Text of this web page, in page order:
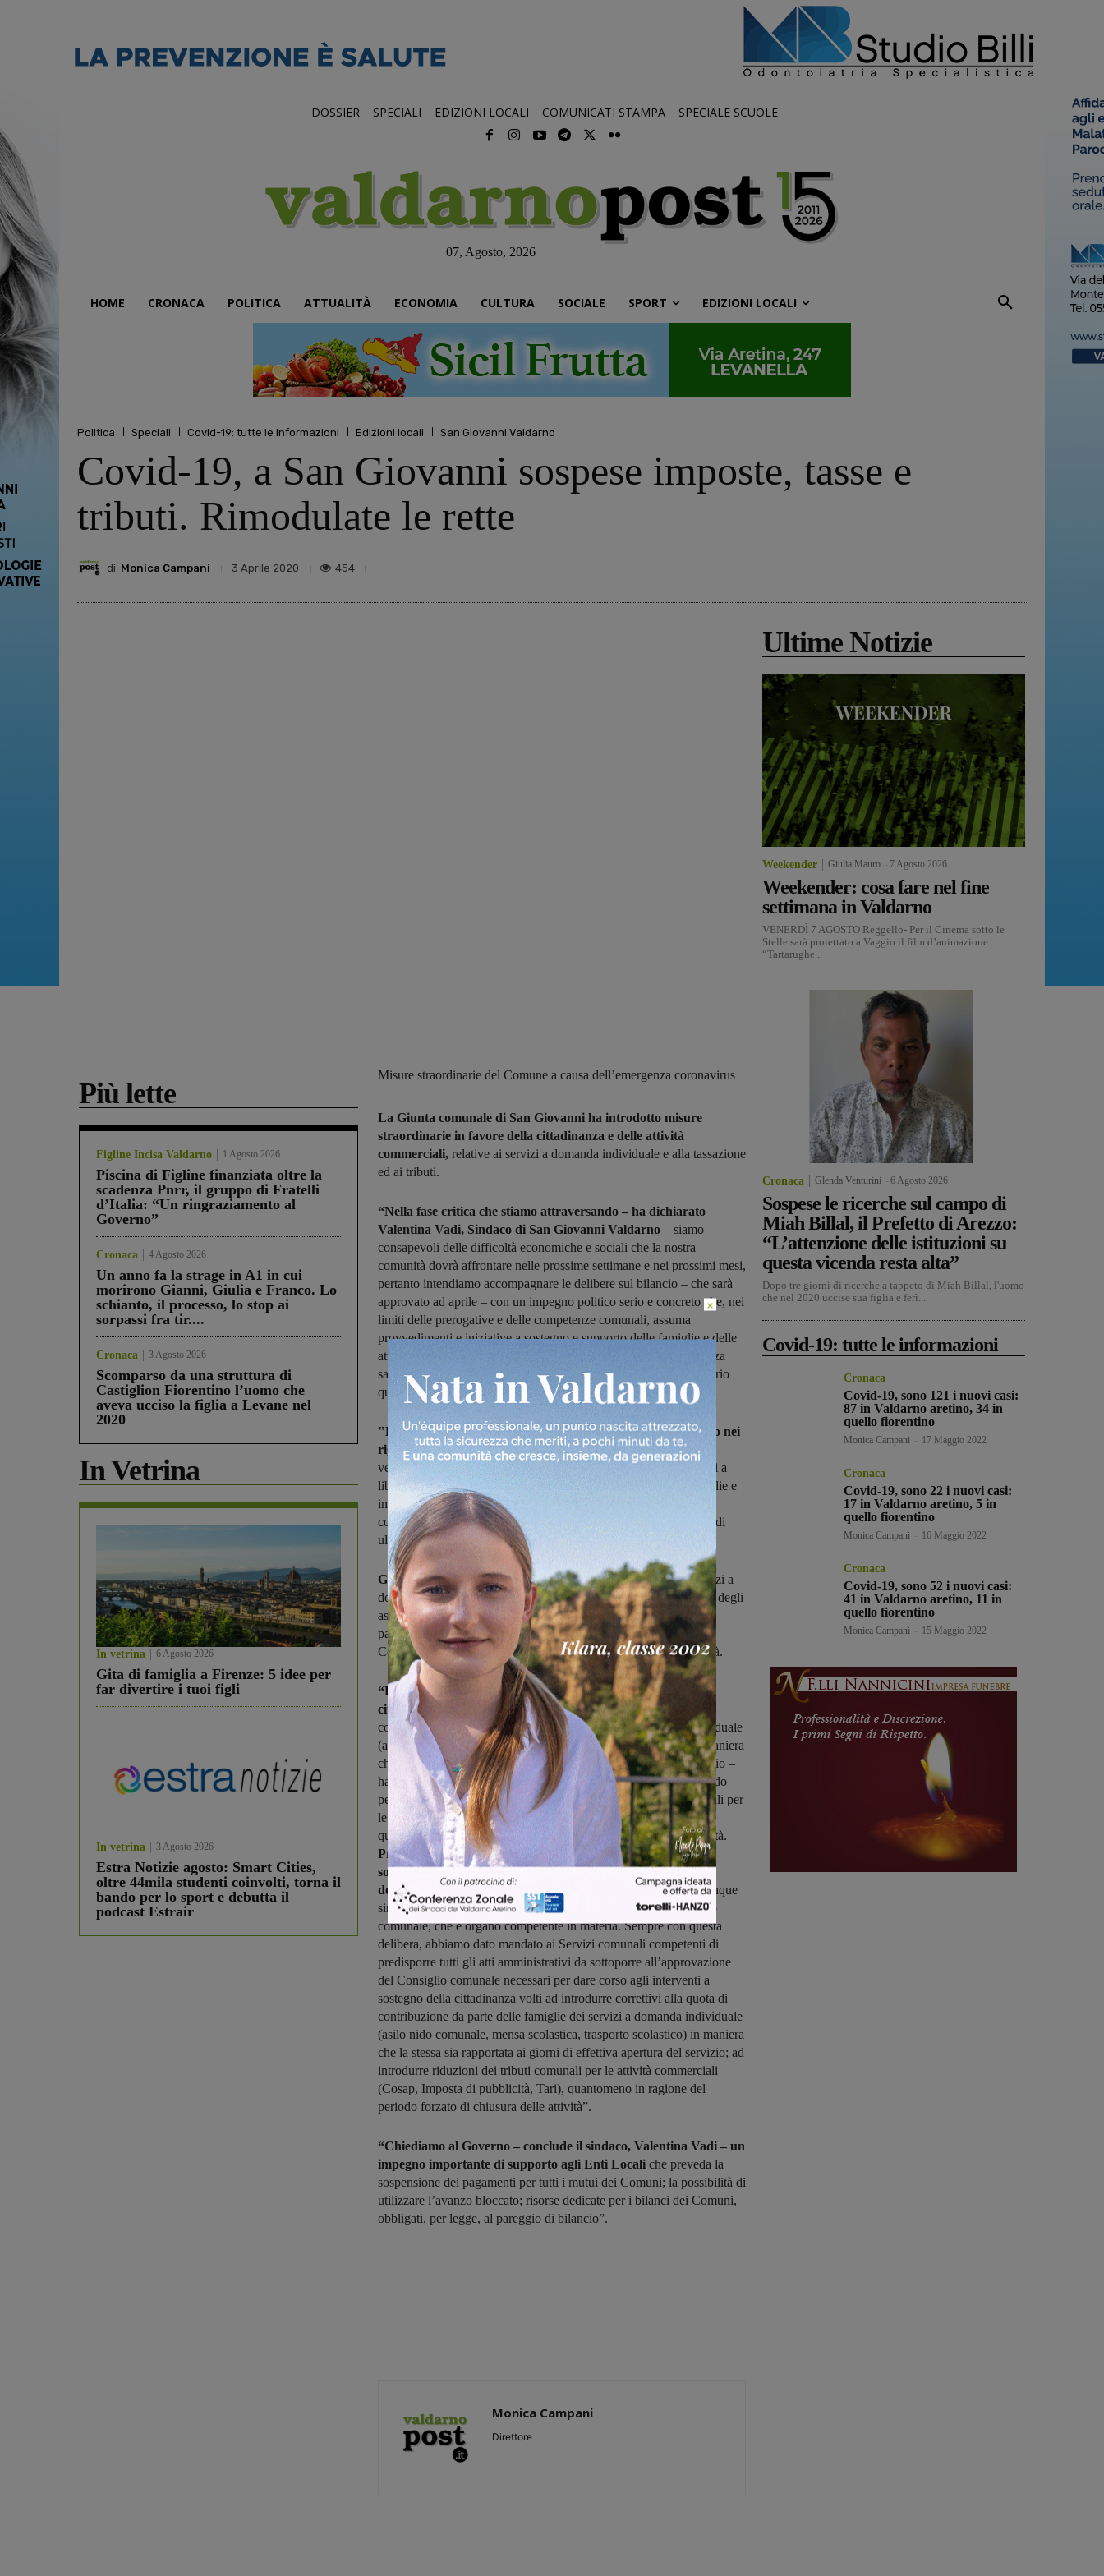
DOSSIER SPECIALI EDIZIONI LOCALI COMUNICATI STAMPA SPECIALE SCUOLE
07, Agosto, 2026
HOME CRONACA POLITICA ATTUALITÀ ECONOMIA CULTURA SOCIALE SPORT EDIZIONI LOCALI
Politica Speciali Covid-19: tutte le informazioni Edizioni locali San Giovanni Valdarno
Covid-19, a San Giovanni sospese imposte, tasse e
tributi. Rimodulate le rette
di Monica Campani 3 Aprile 2020 454
Più lette
Figline Incisa Valdarno 1 Agosto 2026
Piscina di Figline finanziata oltre la
scadenza Pnrr, il gruppo di Fratelli
d’Italia: “Un ringraziamento al
Governo”
Cronaca 4 Agosto 2026
Un anno fa la strage in A1 in cui
morirono Gianni, Giulia e Franco. Lo
schianto, il processo, lo stop ai
sorpassi fra tir....
Cronaca 3 Agosto 2026
Scomparso da una struttura di
Castiglion Fiorentino l’uomo che
aveva ucciso la figlia a Levane nel
2020
In Vetrina
In vetrina 6 Agosto 2026
Gita di famiglia a Firenze: 5 idee per
far divertire i tuoi figli
In vetrina 3 Agosto 2026
Estra Notizie agosto: Smart Cities,
oltre 44mila studenti coinvolti, torna il
bando per lo sport e debutta il
podcast Estrair
Misure straordinarie del Comune a causa dell’emergenza coronavirus
La Giunta comunale di San Giovanni ha introdotto misure
straordinarie in favore della cittadinanza e delle attività
commerciali, relative ai servizi a domanda individuale e alla tassazione
ed ai tributi.
“Nella fase critica che stiamo attraversando – ha dichiarato
Valentina Vadi, Sindaco di San Giovanni Valdarno – siamo
consapevoli delle difficoltà economiche e sociali che la nostra
comunità dovrà affrontare nelle prossime settimane e nei prossimi mesi,
pertanto intendiamo accompagnare le delibere sul bilancio – che sarà
approvato ad aprile – con un impegno politico serio e concreto che, nei
limiti delle prerogative e delle competenze comunali, assuma
provvedimenti e iniziative a sostegno e supporto delle famiglie e delle
attività commerciali, colpite duramente da questa fase di emergenza
sanitaria. La Delibera di Giunta approvata martedì scorso ha proprio
questo scopo e va proprio in questa direzione".
"L’impegno più importante, tuttavia, dovrà venire dallo Stato nei
riguardi dei Comuni che, come i cittadini, stanno rischiando di
vedere azzerate le proprie entrate: se non saranno aiutati i Comuni a
liberare liquidità, sarà difficile che questi possano sostenere famiglie e
imprese anche nei mesi a venire. Tuttavia, come Amministrazione
comunale, vogliamo dare un segnale concreto che vada, in attesa di
ulteriori decisioni del Governo, nella giusta direzione”.
Gli interventi del Comune riguarderanno correttiviper i servizi a
domanda individuale di cui usufruiscono le famiglie come le rette degli
asili nido, la mensa scolastica, il trasporto scolastico, e per il
pagamento dei tributi comunali per le attività commerciali, come
Cosap, Imposta di pubblicità, Tari, obbligate a chiusura e inattività.
“Riteniamo opportuno che gli interventi a sostegno della
cittadinanza mirino ad introdurre correttivi alla quota di
contribuzione da parte delle famiglie dei servizi a domanda individuale
(asilo nido comunale, mensa scolastica, trasporto scolastico) in maniera
che la stessa sia rapportata ai giorni di effettiva apertura del servizio –
ha dichiarato Paola Romei, assessore al bilancio – Allo stesso modo
pensiamo che sia doveroso introdurre riduzioni dei tributi comunali per
le attività commerciali (Cosap, Imposta di pubblicità, Tari),
quantomeno in ragione del periodo forzato di chiusura delle attività.
Procederemo, pertanto, alla sospensione del pagamento delle
somme dovute da cittadini e imprese in relazione ai servizi a
domanda individuale e alle tariffe, fino al 31/05/2020,o comunque
sino alla relativa approvazione delle misure da parte del Consiglio
comunale, che è organo competente in materia. Sempre con questa
delibera, abbiamo dato mandato ai Servizi comunali competenti di
predisporre tutti gli atti amministrativi da sottoporre all’approvazione
del Consiglio comunale necessari per dare corso agli interventi a
sostegno della cittadinanza volti ad introdurre correttivi alla quota di
contribuzione da parte delle famiglie dei servizi a domanda individuale
(asilo nido comunale, mensa scolastica, trasporto scolastico) in maniera
che la stessa sia rapportata ai giorni di effettiva apertura del servizio; ad
introdurre riduzioni dei tributi comunali per le attività commerciali
(Cosap, Imposta di pubblicità, Tari), quantomeno in ragione del
periodo forzato di chiusura delle attività”.
“Chiediamo al Governo – conclude il sindaco, Valentina Vadi – un
impegno importante di supporto agli Enti Locali che preveda la
sospensione dei pagamenti per tutti i mutui dei Comuni; la possibilità di
utilizzare l’avanzo bloccato; risorse dedicate per i bilanci dei Comuni,
obbligati, per legge, al pareggio di bilancio”.
Monica Campani
Direttore
Ultime Notizie
Weekender Giulia Mauro 7 Agosto 2026
Weekender: cosa fare nel fine
settimana in Valdarno
VENERDÌ 7 AGOSTO Reggello- Per il Cinema sotto le
Stelle sarà proiettato a Vaggio il film d’animazione
“Tartarughe...
Cronaca Glenda Venturini 6 Agosto 2026
Sospese le ricerche sul campo di
Miah Billal, il Prefetto di Arezzo:
“L’attenzione delle istituzioni su
questa vicenda resta alta”
Dopo tre giorni di ricerche a tappeto di Miah Billal, l'uomo
che nel 2020 uccise sua figlia e ferì...
Covid-19: tutte le informazioni
Cronaca
Covid-19, sono 121 i nuovi casi:
87 in Valdarno aretino, 34 in
quello fiorentino
Monica Campani 17 Maggio 2022
Cronaca
Covid-19, sono 22 i nuovi casi:
17 in Valdarno aretino, 5 in
quello fiorentino
Monica Campani 16 Maggio 2022
Cronaca
Covid-19, sono 52 i nuovi casi:
41 in Valdarno aretino, 11 in
quello fiorentino
Monica Campani 15 Maggio 2022
×